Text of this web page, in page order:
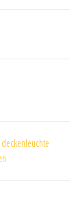
deckenleuchte